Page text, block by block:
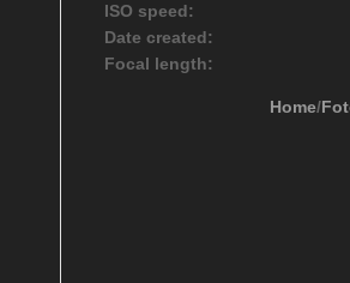
ISO speed:
Date created:
Focal length:
Home/